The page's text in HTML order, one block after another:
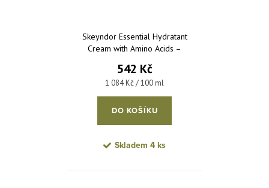
Skeyndor Essential Hydratant
Cream with Amino Acids –
pro normální až suchou pleť 50 ml
542 Kč
Měrná cena:
1 084 Kč / 100 ml
DO KOŠÍKU
Skladem 4 ks